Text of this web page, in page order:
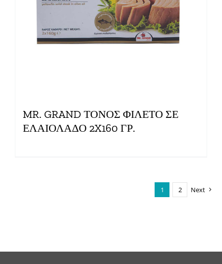
MR. GRAND ΤΟΝΟΣ ΦΙΛΕΤΟ ΣΕ
ΕΛΑΙΟΛΑΔΟ 2X160 ΓΡ.
1 2 Next